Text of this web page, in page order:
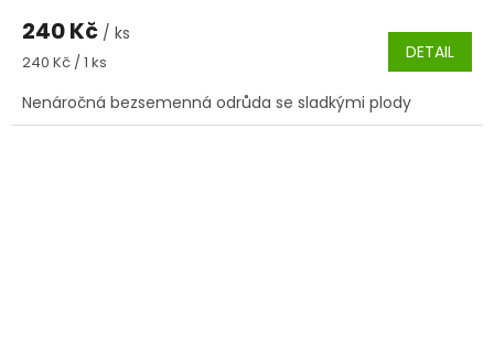
240 Kč / ks
Měrná
240 Kč / 1 ks DETAIL
Nenáročná bezsemenná odrůda se sladkými plody